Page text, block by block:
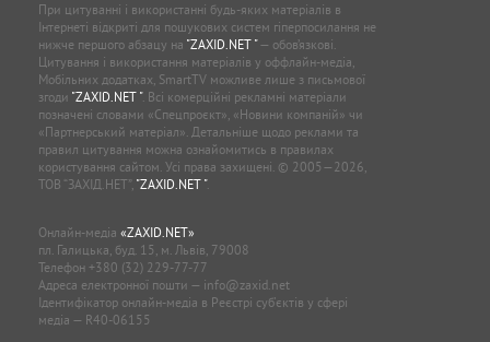
При цитуванні і використанні будь-яких матеріалів в
Інтернеті відкриті для пошукових систем гіперпосилання не
нижче першого абзацу на "ZAXID.NET "— обов’язкові.
Цитування і використання матеріалів у оффлайн-медіа,
Мобільних додатках, SmartTV можливе лише з письмової
згоди "ZAXID.NET ". Всі комерційні рекламні матеріали
позначені словами «Спецпроєкт», «Новини компаній» чи
«Партнерський матеріал». Детальніше щодо реклами та
правил цитування можна ознайомитись в правилах
користування сайтом. Усі права захищені. © 2005—2026,
ТОВ “ЗАХІД.НЕТ”, "ZAXID.NET ".
Онлайн-медіа «ZAXID.NET»
пл. Галицька, буд. 15, м. Львів, 79008
Телефон +380 (32) 229-77-77
Адреса електронної пошти — info@zaxid.net
Ідентифікатор онлайн-медіа в Реєстрі суб'єктів у сфері
медіа — R40-06155